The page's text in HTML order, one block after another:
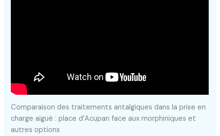
Comparaison des traitements antalgiques dans la prise en
charge aiguë : place d’Acupan face aux morphiniques et
autres options